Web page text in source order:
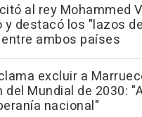
al rey Mohammed
y destacó los "lazos de
ambos países
excluir a
del Mundial de 2030:
nacional"